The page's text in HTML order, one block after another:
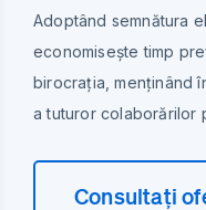
Adoptând semnătura
economisește timp
birocrația, menținând
a tuturor colaborărilor
Consultați